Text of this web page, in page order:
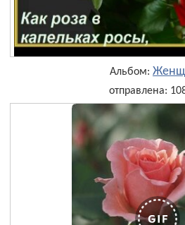
Альбом:
отправлена: